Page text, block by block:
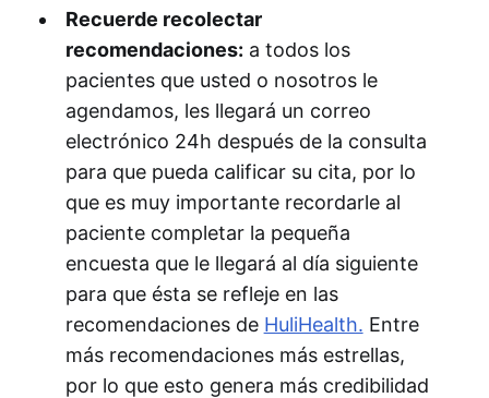
Recuerde recolectar
recomendaciones: a todos los
pacientes que usted o nosotros le
agendamos, les llegará un correo
electrónico 24h después de la consulta
para que pueda calificar su cita, por lo
que es muy importante recordarle al
paciente completar la pequeña
encuesta que le llegará al día siguiente
para que ésta se refleje en las
recomendaciones de HuliHealth. Entre
más recomendaciones más estrellas,
por lo que esto genera más credibilidad